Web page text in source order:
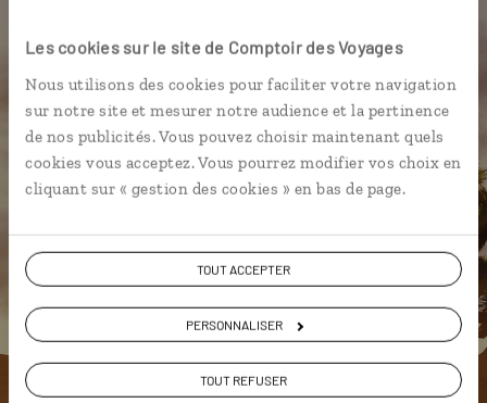
Les cookies sur le site de Comptoir des Voyages
Nous utilisons des cookies pour faciliter votre navigation
sur notre site et mesurer notre audience et la pertinence
de nos publicités. Vous pouvez choisir maintenant quels
cookies vous acceptez. Vous pourrez modifier vos choix en
cliquant sur « gestion des cookies » en bas de page.
TOUT ACCEPTER
PERSONNALISER
TOUT REFUSER
Emma,
spécialiste Etats-Unis
Lire son interview
Suivez vos envies et demandez conseils à nos
Ils sauront organiser votre itinéraire au plus
Échangez en face à face ou depuis nos studios
connectés en agence, mais aussi par email ou